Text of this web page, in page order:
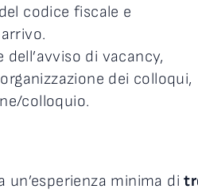
codice fiscale e
di vacancy,
dei colloqui,
colloquio.
minima di